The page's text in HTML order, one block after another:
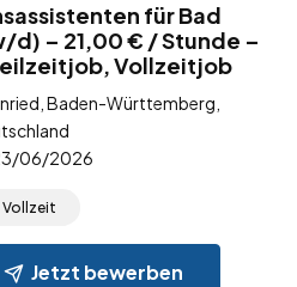
für Bad
d) – 21,00 € / Stunde –
Vollzeitjob
Baden-Württemberg,
06/2026
Vollzeit
Jetzt bewerben